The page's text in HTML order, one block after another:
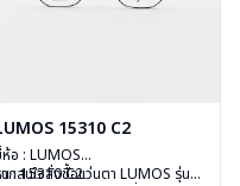
15310 C2
อ : LUMOS
: 15310 C2
กสนใจสั่งชื้อแว่นตา LUMOS รุ่น